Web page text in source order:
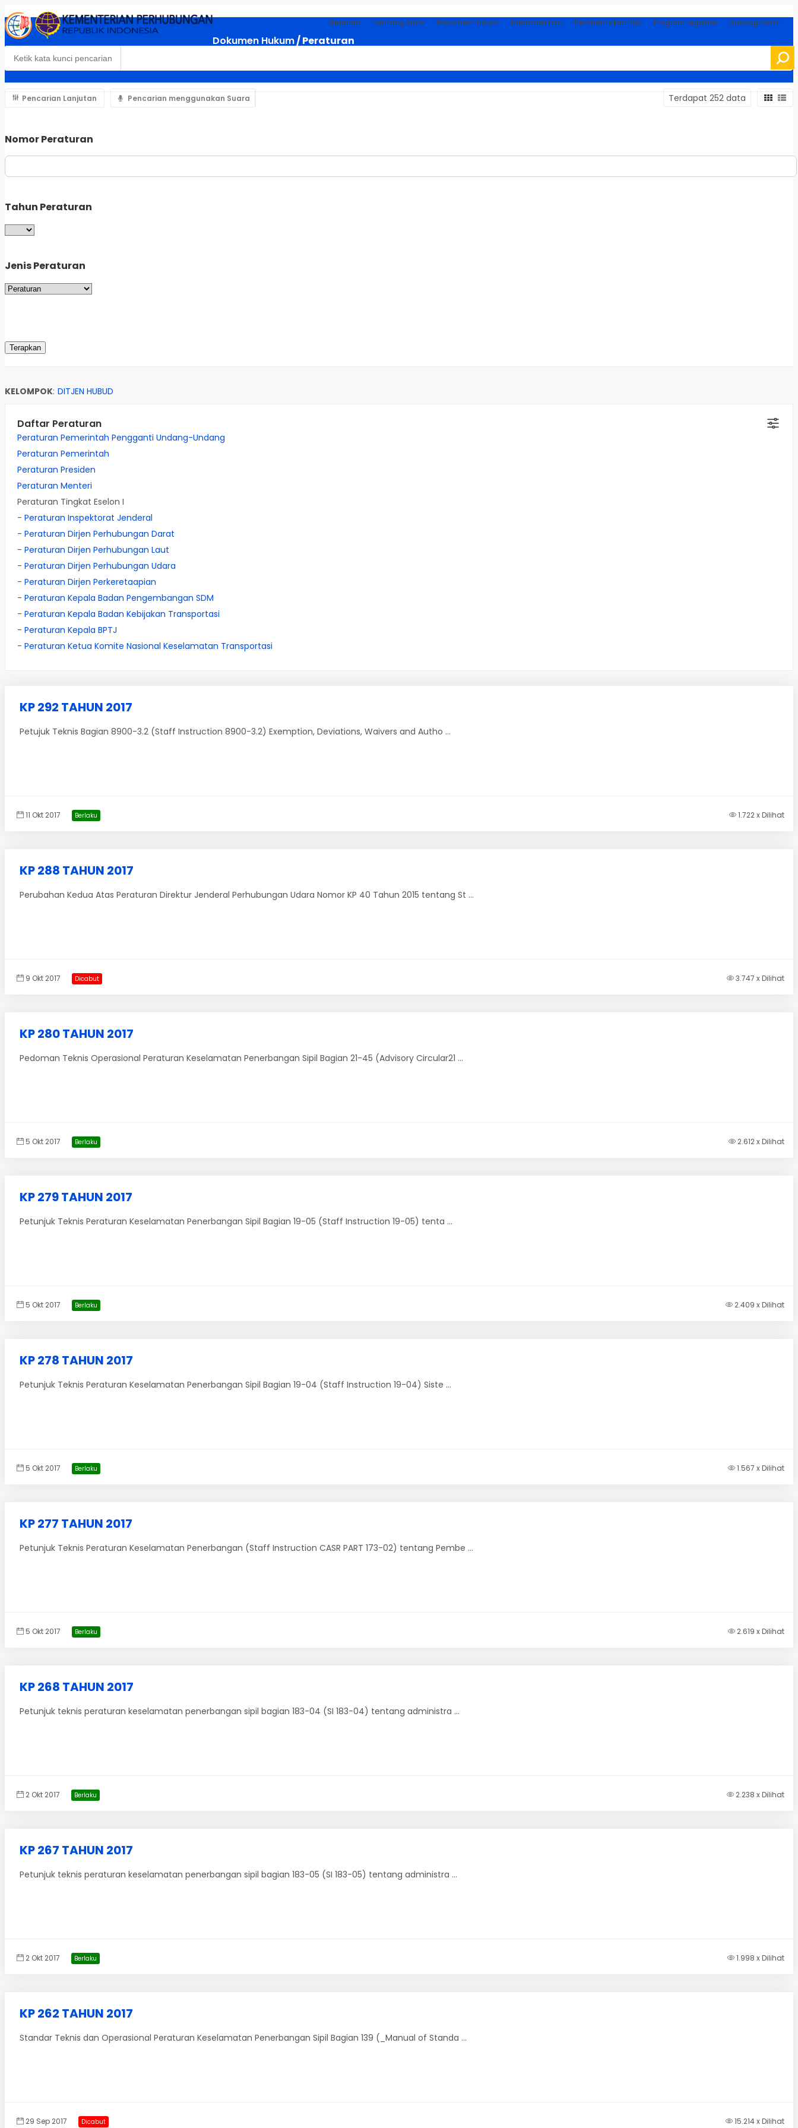
Beranda Tentang Kami Dokumen Hukum Informasi Lain Pembentukan PUU Program Legislasi Hubungi Kami
Dokumen Hukum/ Peraturan
Pencarian Lanjutan Pencarian menggunakan Suara Terdapat 252 data
Nomor Peraturan
Tahun Peraturan
Jenis Peraturan
KELOMPOK: DITJEN HUBUD
Daftar Peraturan
Peraturan Pemerintah Pengganti Undang-Undang
Peraturan Pemerintah
Peraturan Presiden
Peraturan Menteri
Peraturan Tingkat Eselon I
- Peraturan Inspektorat Jenderal
- Peraturan Dirjen Perhubungan Darat
- Peraturan Dirjen Perhubungan Laut
- Peraturan Dirjen Perhubungan Udara
- Peraturan Dirjen Perkeretaapian
- Peraturan Kepala Badan Pengembangan SDM
- Peraturan Kepala Badan Kebijakan Transportasi
- Peraturan Kepala BPTJ
- Peraturan Ketua Komite Nasional Keselamatan Transportasi
KP 292 TAHUN 2017
Petujuk Teknis Bagian 8900-3.2 (Staff Instruction 8900-3.2) Exemption, Deviations, Waivers and Autho ...
11 Okt 2017 Berlaku 1.722 x Dilihat
KP 288 TAHUN 2017
Perubahan Kedua Atas Peraturan Direktur Jenderal Perhubungan Udara Nomor KP 40 Tahun 2015 tentang St ...
9 Okt 2017 Dicabut 3.747 x Dilihat
KP 280 TAHUN 2017
Pedoman Teknis Operasional Peraturan Keselamatan Penerbangan Sipil Bagian 21-45 (Advisory Circular21 ...
5 Okt 2017 Berlaku 2.612 x Dilihat
KP 279 TAHUN 2017
Petunjuk Teknis Peraturan Keselamatan Penerbangan Sipil Bagian 19-05 (Staff Instruction 19-05) tenta ...
5 Okt 2017 Berlaku 2.409 x Dilihat
KP 278 TAHUN 2017
Petunjuk Teknis Peraturan Keselamatan Penerbangan Sipil Bagian 19-04 (Staff Instruction 19-04) Siste ...
5 Okt 2017 Berlaku 1.567 x Dilihat
KP 277 TAHUN 2017
Petunjuk Teknis Peraturan Keselamatan Penerbangan (Staff Instruction CASR PART 173-02) tentang Pembe ...
5 Okt 2017 Berlaku 2.619 x Dilihat
KP 268 TAHUN 2017
Petunjuk teknis peraturan keselamatan penerbangan sipil bagian 183-04 (SI 183-04) tentang administra ...
2 Okt 2017 Berlaku 2.238 x Dilihat
KP 267 TAHUN 2017
Petunjuk teknis peraturan keselamatan penerbangan sipil bagian 183-05 (SI 183-05) tentang administra ...
2 Okt 2017 Berlaku 1.998 x Dilihat
KP 262 TAHUN 2017
Standar Teknis dan Operasional Peraturan Keselamatan Penerbangan Sipil Bagian 139 (_Manual of Standa ...
29 Sep 2017 Dicabut 15.214 x Dilihat